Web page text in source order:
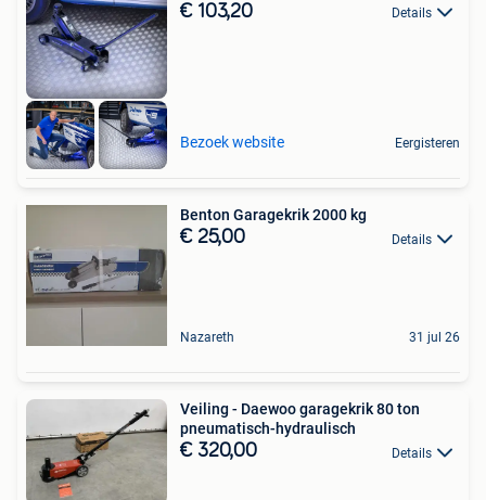
€ 103,20 Details
Bezoek website Eergisteren
Benton Garagekrik 2000 kg
€ 25,00 Details
Nazareth 31 jul 26
Veiling - Daewoo garagekrik 80 ton
pneumatisch-hydraulisch
€ 320,00 Details